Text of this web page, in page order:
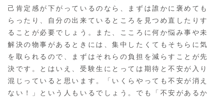
己肯定感が下がっているのなら、まずは誰かに褒めても
らったり、自分の出来ているところを見つめ直したりす
ることが必要でしょう。また、こころに何か悩み事や未
解決の物事があるときには、集中したくてもそちらに気
を取られるので、まずはそれらの負担を減らすことが先
決です。とはいえ、受験生にとっては期待と不安が入り
混じっていると思います。「いくらやっても不安が消え
ない！」という人もいるでしょう。でも「不安があるか